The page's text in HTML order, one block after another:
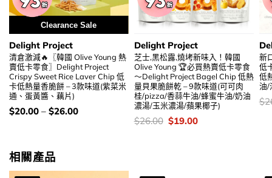
Clearance Sale
Delight Project
清倉激減🔥〖韓國 Olive Young 熱
賣低卡零食〗Delight Project
Crispy Sweet Rice Laver Chip 低
卡低熱量香脆餅 – 3款味道(紫菜米
通、蛋黃醬、藕片)
價
錢：
$20.00– $26.00
Delight Project
芝士,黑松露,燒㘼新味入！韓國
Olive Young 🏆必買熱賣低卡零食
～Delight Project Bagel Chip 低熱
量貝果脆餅乾 – 9款味道(可可肉
桂/pizza/香蒜牛油/蜂蜜牛油/奶油
濃湯/玉米濃湯/蘋果椰子)
價
錢：
$26.00 Original
price
$19.00Current
新
低
低
油/
價
錢
$
相關產品